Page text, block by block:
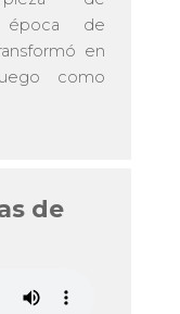
época de
en
como
de